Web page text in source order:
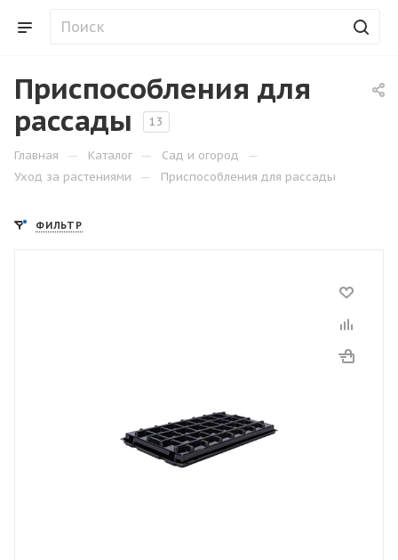
Приспособления для
рассады
13
Главная — Каталог — Сад и огород —
Уход за растениями — Приспособления для рассады
ФИЛЬТР